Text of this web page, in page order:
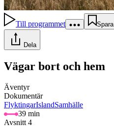
Till programmet Spara
Dela
Vägar bort och hem
Äventyr
Dokumentär
FlyktingarIslandSamhälle
39 min
Avsnitt 4